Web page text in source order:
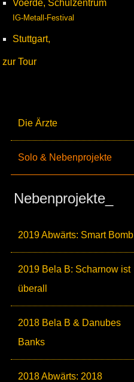
Die Ärzte
Solo & Nebenprojekte
Nebenprojekte_
2019 Abwärts: Smart Bomb
2019 Bela B: Scharnow ist
überall
2018 Bela B & Danubes
Banks
2018 Abwärts: 2018
Voerde, Schulzentrum
IG-Metall-Festival
Stuttgart,
zur Tour